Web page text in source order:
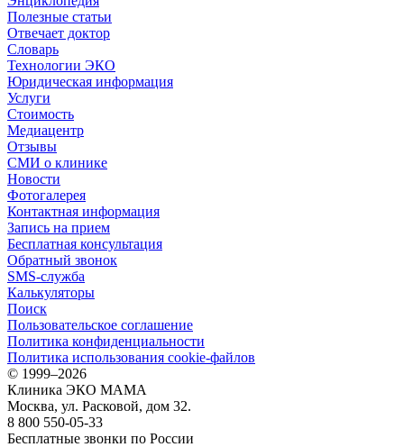
Полезные статьи
Отвечает доктор
Словарь
Технологии ЭКО
Юридическая информация
Услуги
Стоимость
Медиацентр
Отзывы
СМИ о клинике
Новости
Фотогалерея
Контактная информация
Запись на прием
Бесплатная консультация
Обратный звонок
SMS-служба
Калькуляторы
Поиск
Пользовательское соглашение
Политика конфиденциальности
Политика использования cookie-файлов
© 1999–2026
Клиника ЭКО МАМА
Москва, ул. Расковой, дом 32.
8 800 550-05-33
Бесплатные звонки по России